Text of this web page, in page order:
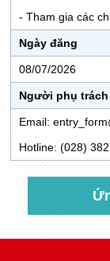
- Tham gia các
Ngày đăng
08/07/2026
Người phụ
Email:
Hotline: (028)